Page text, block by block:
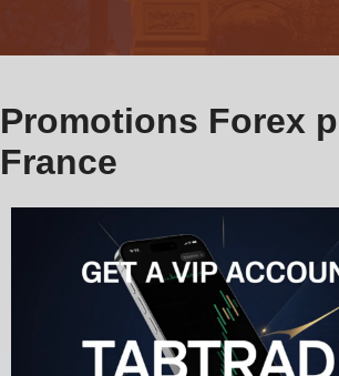
Promotions Forex
France